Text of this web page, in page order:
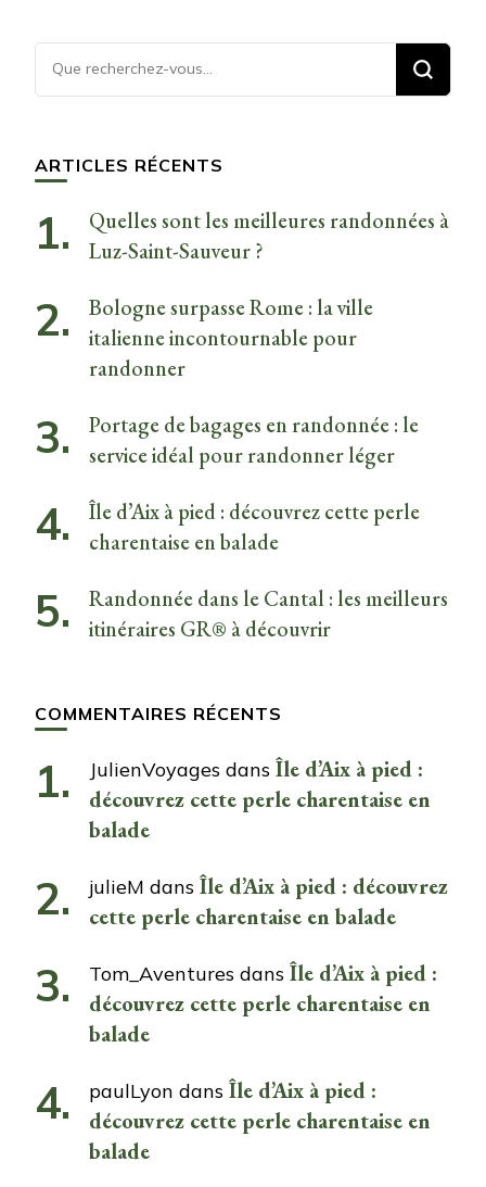
Vous
recherchiez
ARTICLES RÉCENTS
Quelles sont les meilleures randonnées à
Luz-Saint-Sauveur ?
Bologne surpasse Rome : la ville
italienne incontournable pour
randonner
Portage de bagages en randonnée : le
service idéal pour randonner léger
Île d’Aix à pied : découvrez cette perle
charentaise en balade
Randonnée dans le Cantal : les meilleurs
itinéraires GR® à découvrir
COMMENTAIRES RÉCENTS
JulienVoyages dans Île d’Aix à pied :
découvrez cette perle charentaise en
balade
julieM dans Île d’Aix à pied : découvrez
cette perle charentaise en balade
Tom_Aventures dans Île d’Aix à pied :
découvrez cette perle charentaise en
balade
paulLyon dans Île d’Aix à pied :
découvrez cette perle charentaise en
balade